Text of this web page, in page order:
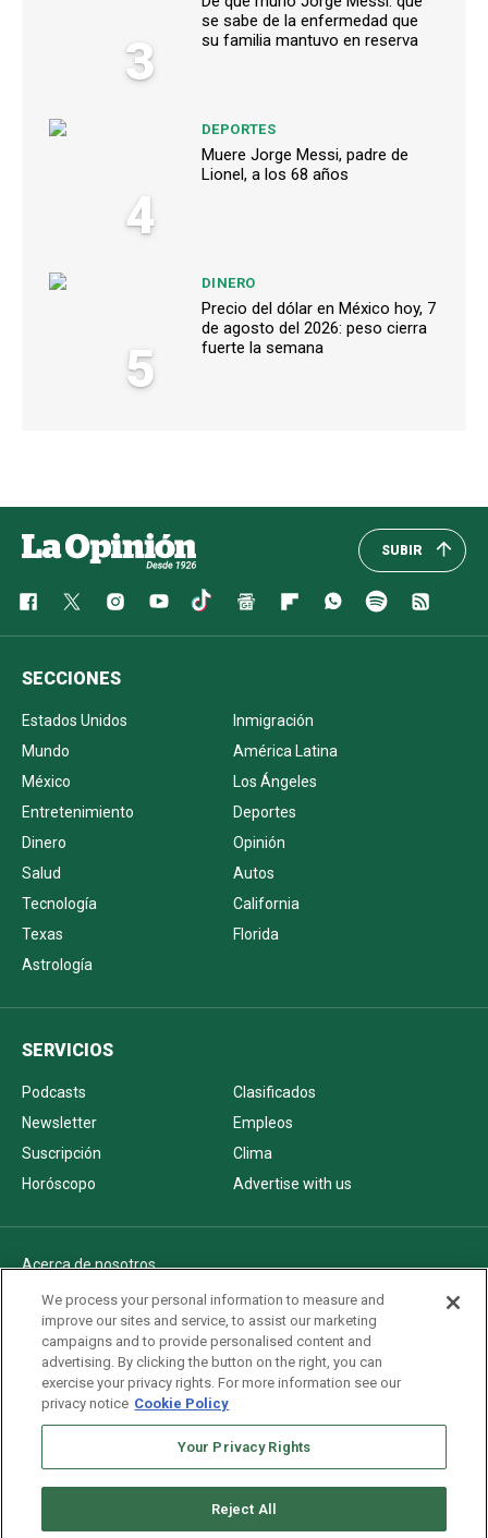
3
se sabe de la enfermedad que
su familia mantuvo en reserva
4
DEPORTES
Muere Jorge Messi, padre de
Lionel, a los 68 años
5
DINERO
Precio del dólar en México hoy, 7
de agosto del 2026: peso cierra
fuerte la semana
SUBIR
SECCIONES
Estados Unidos
Inmigración
Mundo
América Latina
México
Los Ángeles
Entretenimiento
Deportes
Dinero
Opinión
Salud
Autos
Tecnología
California
Texas
Florida
Astrología
SERVICIOS
Podcasts
Clasificados
Newsletter
Empleos
Suscripción
Clima
Horóscopo
Advertise with us
Acerca de nosotros
Politica de privacidad
Pautas Editoriales
AdChoices
Advertise with us
Newsletters
We process your personal information to measure and
improve our sites and service, to assist our marketing
campaigns and to provide personalised content and
advertising. By clicking the button on the right, you can
exercise your privacy rights. For more information see our
privacy notice Cookie Policy
Your Privacy Rights
Reject All